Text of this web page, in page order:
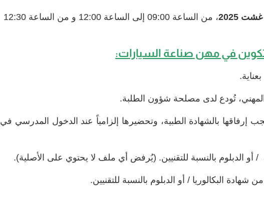
، من الساعة 09:00 إلى الساعة 12:00 و من الساعة 12:30
في مهن صناعة السيارات:
المهني، تُودع لدى مصلحة شؤون الطلبة.
إرفاقها بالشهادة الطبية، وتحضيرها إلزامياً عند الدخول المدرسي في
/ أو الدبلوم بالنسبة للتقنيين. (يُرفض أي ملف لا يحتوي على الأصلية).
البكالوريا / أو الدبلوم بالنسبة للتقنيين.